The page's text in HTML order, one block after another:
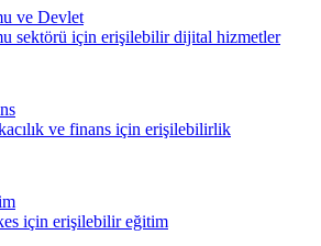
ve Devlet
sektörü için erişilebilir dijital hizmetler
ve finans için erişilebilirlik
için erişilebilir eğitim